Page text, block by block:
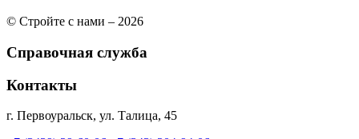
© Стройте с нами – 2026
Справочная служба
Контакты
г. Первоуральск, ул. Талица, 45